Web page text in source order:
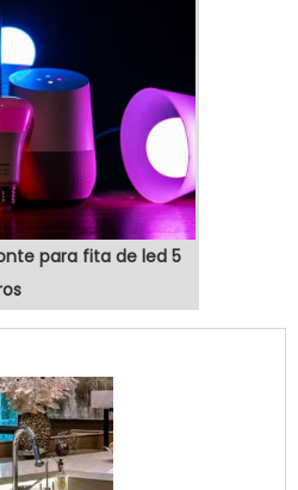
para fita de led 5